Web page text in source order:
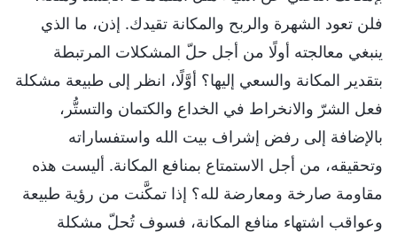
فلن تعود الشهرة والربح والمكانة تقيدك. إذن، ما الذي
ينبغي معالجته أولًا من أجل حلّ المشكلات المرتبطة
بتقدير المكانة والسعي إليها؟ أوَّلًا، انظر إلى طبيعة مشكلة
فعل الشرّ والانخراط في الخداع والكتمان والتستُّر،
بالإضافة إلى رفض إشراف بيت الله واستفساراته
وتحقيقه، من أجل الاستمتاع بمنافع المكانة. أليست هذه
مقاومة صارخة ومعارضة لله؟ إذا تمكَّنت من رؤية طبيعة
وعواقب اشتهاء منافع المكانة، فسوف تُحلّ مشكلة